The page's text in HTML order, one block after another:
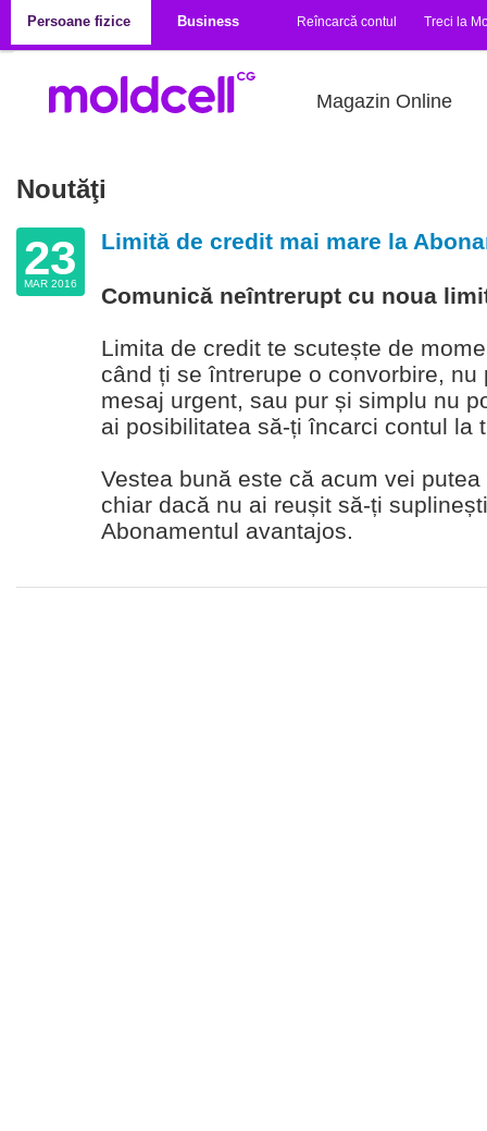
Persoane fizice
Business Reîncarcă contul Treci la
Magazin Online
Noutăţi
23
MAR 2016
Limită de credit mai mare la
Comunică neîntrerupt cu noua
Limita de credit te scutește de
când ți se întrerupe o convorbire, nu
mesaj urgent, sau pur și simplu nu
ai posibilitatea să-ți încarci contul la
Vestea bună este că acum vei
chiar dacă nu ai reușit să-ți
Abonamentul avantajos.